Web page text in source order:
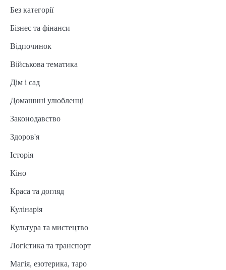
Без категорії
Бізнес та фінанси
Відпочинок
Військова тематика
Дім і сад
Домашнні улюбленці
Законодавство
Здоров'я
Історія
Кіно
Краса та догляд
Кулінарія
Культура та мистецтво
Логістика та транспорт
Магія, езотерика, таро